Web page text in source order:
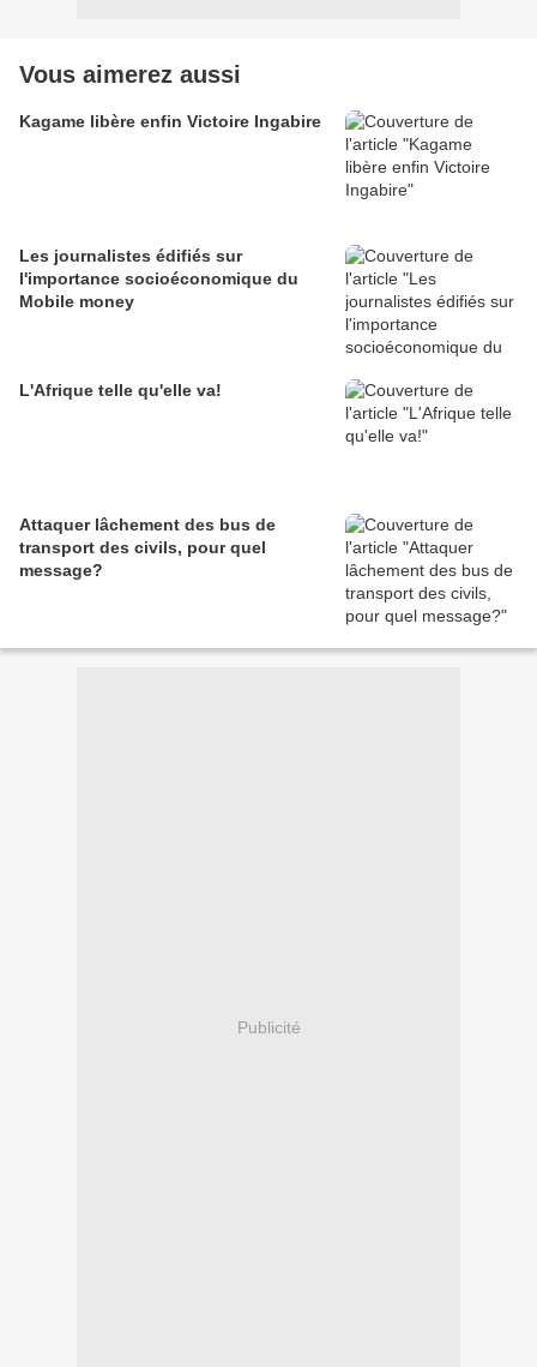
Vous aimerez aussi
Kagame libère enfin Victoire Ingabire
Les journalistes édifiés sur
l'importance socioéconomique du
Mobile money
L'Afrique telle qu'elle va!
Attaquer lâchement des bus de
transport des civils, pour quel
message?
Publicité